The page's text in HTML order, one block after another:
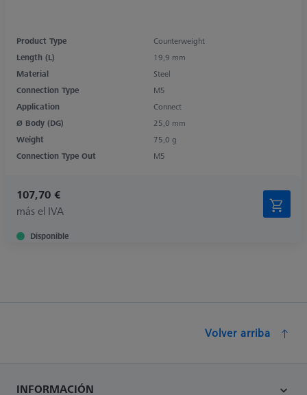
Product Type
Counterweight
Length (L)
19,9 mm
Material
Steel
Connection Type
M5
Application
Connect
Ø Body (DG)
25,0 mm
Weight
75,0 g
Connection Type Out
M5
107,70 €
más el IVA
Disponible
Volver arriba
INFORMACIÓN